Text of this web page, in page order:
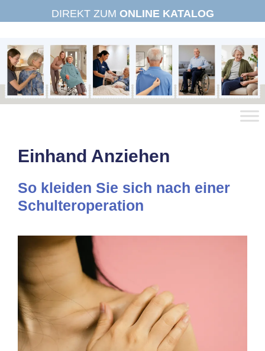
Inhalt
DIREKT ZUM ONLINE KATALOG
Einhand Anziehen
So kleiden Sie sich nach einer
Schulteroperation